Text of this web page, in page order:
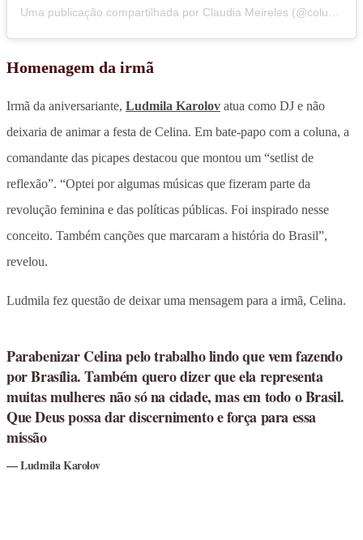
Homenagem da irmã
Irmã da aniversariante, Ludmila Karolov atua como DJ e não
deixaria de animar a festa de Celina. Em bate-papo com a coluna, a
comandante das picapes destacou que montou um “setlist de
reflexão”. “Optei por algumas músicas que fizeram parte da
revolução feminina e das políticas públicas. Foi inspirado nesse
conceito. Também canções que marcaram a história do Brasil”,
revelou.
Ludmila fez questão de deixar uma mensagem para a irmã, Celina.
Parabenizar Celina pelo trabalho lindo que vem fazendo
por Brasília. Também quero dizer que ela representa
muitas mulheres não só na cidade, mas em todo o Brasil.
Que Deus possa dar discernimento e força para essa
missão
Ludmila Karolov